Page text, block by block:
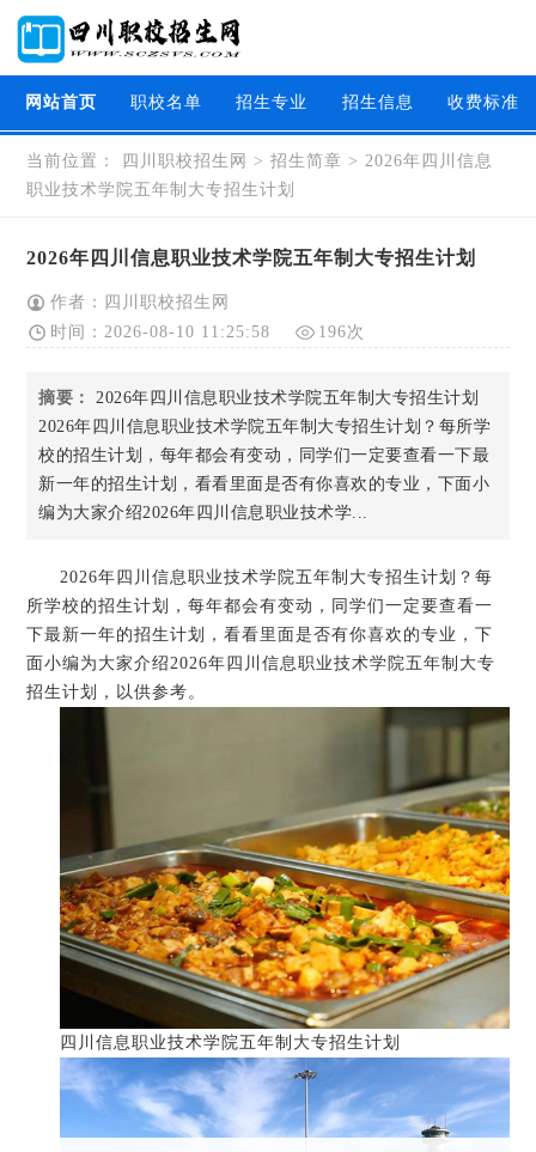
网站首页 职校名单 招生专业 招生信息 收费标准
当前位置： 四川职校招生网 >招生简章 >2026年四川信息
职业技术学院五年制大专招生计划
2026年四川信息职业技术学院五年制大专招生计划
作者：四川职校招生网
时间：2026-08-10 11:25:58
196次
摘要：2026年四川信息职业技术学院五年制大专招生计划
2026年四川信息职业技术学院五年制大专招生计划？每所学
校的招生计划，每年都会有变动，同学们一定要查看一下最
新一年的招生计划，看看里面是否有你喜欢的专业，下面小
编为大家介绍2026年四川信息职业技术学...
2026年四川信息职业技术学院五年制大专招生计划？每
所学校的招生计划，每年都会有变动，同学们一定要查看一
下最新一年的招生计划，看看里面是否有你喜欢的专业，下
面小编为大家介绍2026年四川信息职业技术学院五年制大专
招生计划，以供参考。
四川信息职业技术学院五年制大专招生计划